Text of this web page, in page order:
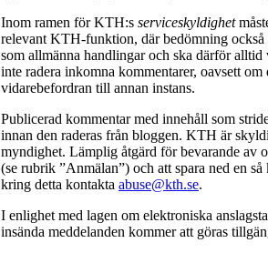
Inom ramen för KTH:s serviceskyldighet
relevant KTH-funktion, där bedömning också
som allmänna handlingar och ska därför
inte radera inkomna kommentarer, oavsett
vidarebefordran till annan instans.
Publicerad kommentar med innehåll som
innan den raderas från bloggen. KTH är
myndighet. Lämplig åtgärd för bevarande av
(se rubrik ”Anmälan”) och att spara ned en
kring detta kontakta abuse@kth.se.
I enlighet med lagen om elektroniska
insända meddelanden kommer att göras